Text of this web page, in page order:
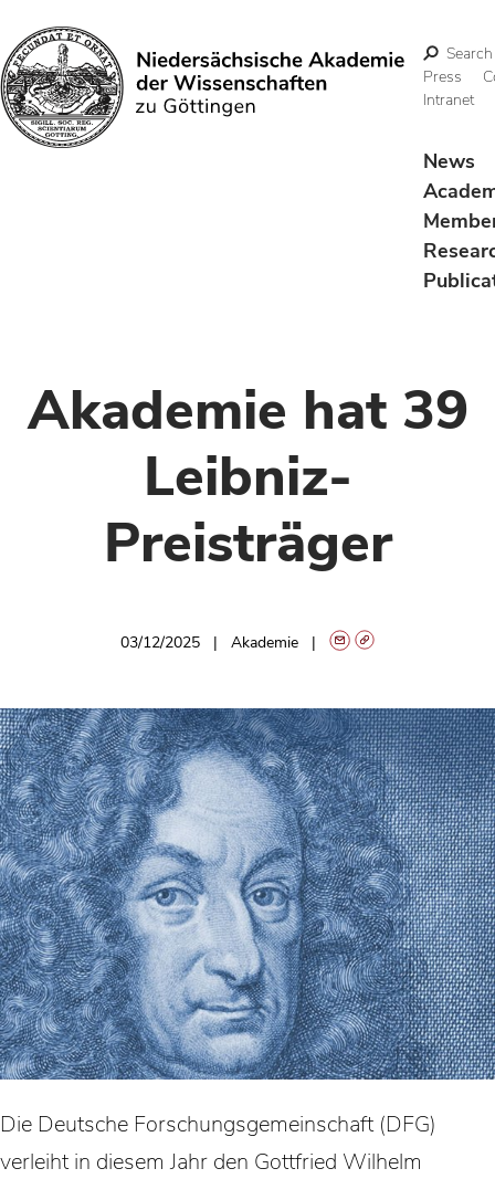
Search
Search
Press
Intranet
News
Akademie hat 39
Leibniz-
Preisträger
03/12/2025 Akademie
Die Deutsche Forschungsgemeinschaft (DFG)
verleiht in diesem Jahr den Gottfried Wilhelm